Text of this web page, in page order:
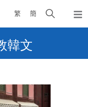
繁 簡
Open
search
韓文